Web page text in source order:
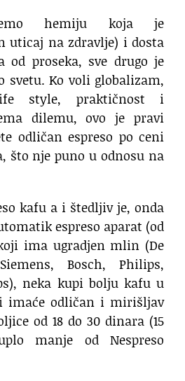
hemiju koja je
uticaj na zdravlje) i dosta
od proseka, sve drugo je
svetu. Ko voli globalizam,
style, praktičnost i
dilemu, ovo je pravi
odličan espreso po ceni
što nje puno u odnosu na
kafu a i štedljiv je, onda
espreso aparat (od
ima ugradjen mlin (De
Bosch, Philips,
neka kupi bolju kafu u
imaće odličan i mirišljav
od 18 do 30 dinara (15
manje od Nespreso